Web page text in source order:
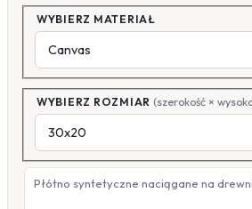
WYBIERZ MATERIAŁ
WYBIERZ ROZMIAR (szerokość ×
Płótno syntetyczne naciągane na